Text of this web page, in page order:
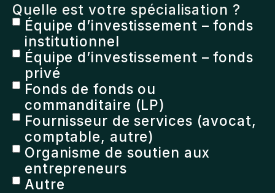
Quelle est votre spécialisation ?
Équipe d’investissement – fonds
institutionnel
Équipe d’investissement – fonds
privé
Fonds de fonds ou
commanditaire (LP)
Fournisseur de services (avocat,
comptable, autre)
Organisme de soutien aux
entrepreneurs
Autre